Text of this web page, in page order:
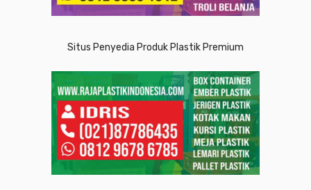
Situs Penyedia Produk Plastik Premium